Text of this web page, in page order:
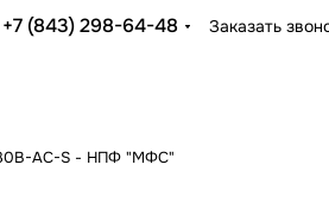
+7 (843) 298-64-48 Заказать
AC-S - НПФ "МФС"